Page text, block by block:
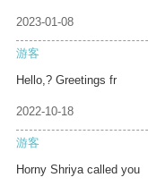
2023-01-08
游客
Hello,? Greetings fr
2022-10-18
游客
Horny Shriya called you